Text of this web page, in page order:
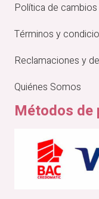
Política de cambios
Términos y
Reclamaciones y
Quiénes Somos
Métodos de